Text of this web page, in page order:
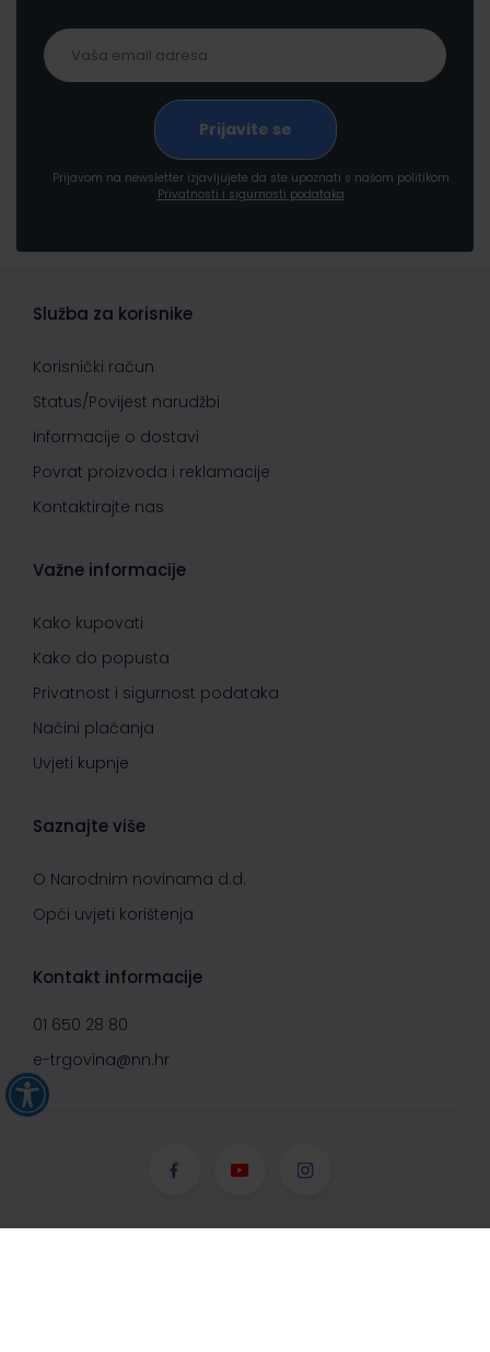
Prijavom na newsletter izjavljujete da ste upoznati s našom politikom
Privatnosti i sigurnosti podataka
Služba za korisnike
Korisnički račun
Status/Povijest narudžbi
Informacije o dostavi
Povrat proizvoda i reklamacije
Kontaktirajte nas
Važne informacije
Kako kupovati
Kako do popusta
Privatnost i sigurnost podataka
Načini plaćanja
Uvjeti kupnje
Saznajte više
O Narodnim novinama d.d.
Opći uvjeti korištenja
Kontakt informacije
01 650 28 80
e-trgovina@nn.hr